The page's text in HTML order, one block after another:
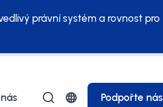
právní systém a rovnost pro
Podpořte nás